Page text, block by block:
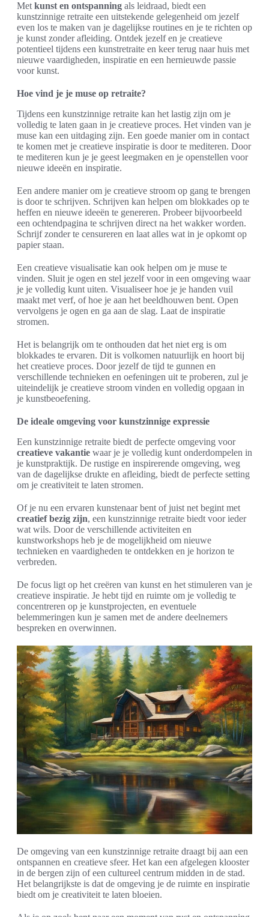
Met kunst en ontspanning als leidraad, biedt een
kunstzinnige retraite een uitstekende gelegenheid om jezelf
even los te maken van je dagelijkse routines en je te richten op
je kunst zonder afleiding. Ontdek jezelf en je creatieve
potentieel tijdens een kunstretraite en keer terug naar huis met
nieuwe vaardigheden, inspiratie en een hernieuwde passie
voor kunst.
Hoe vind je je muse op retraite?
Tijdens een kunstzinnige retraite kan het lastig zijn om je
volledig te laten gaan in je creatieve proces. Het vinden van je
muse kan een uitdaging zijn. Een goede manier om in contact
te komen met je creatieve inspiratie is door te mediteren. Door
te mediteren kun je je geest leegmaken en je openstellen voor
nieuwe ideeën en inspiratie.
Een andere manier om je creatieve stroom op gang te brengen
is door te schrijven. Schrijven kan helpen om blokkades op te
heffen en nieuwe ideeën te genereren. Probeer bijvoorbeeld
een ochtendpagina te schrijven direct na het wakker worden.
Schrijf zonder te censureren en laat alles wat in je opkomt op
papier staan.
Een creatieve visualisatie kan ook helpen om je muse te
vinden. Sluit je ogen en stel jezelf voor in een omgeving waar
je je volledig kunt uiten. Visualiseer hoe je je handen vuil
maakt met verf, of hoe je aan het beeldhouwen bent. Open
vervolgens je ogen en ga aan de slag. Laat de inspiratie
stromen.
Het is belangrijk om te onthouden dat het niet erg is om
blokkades te ervaren. Dit is volkomen natuurlijk en hoort bij
het creatieve proces. Door jezelf de tijd te gunnen en
verschillende technieken en oefeningen uit te proberen, zul je
uiteindelijk je creatieve stroom vinden en volledig opgaan in
je kunstbeoefening.
De ideale omgeving voor kunstzinnige expressie
Een kunstzinnige retraite biedt de perfecte omgeving voor
creatieve vakantie waar je je volledig kunt onderdompelen in
je kunstpraktijk. De rustige en inspirerende omgeving, weg
van de dagelijkse drukte en afleiding, biedt de perfecte setting
om je creativiteit te laten stromen.
Of je nu een ervaren kunstenaar bent of juist net begint met
creatief bezig zijn, een kunstzinnige retraite biedt voor ieder
wat wils. Door de verschillende activiteiten en
kunstworkshops heb je de mogelijkheid om nieuwe
technieken en vaardigheden te ontdekken en je horizon te
verbreden.
De focus ligt op het creëren van kunst en het stimuleren van je
creatieve inspiratie. Je hebt tijd en ruimte om je volledig te
concentreren op je kunstprojecten, en eventuele
belemmeringen kun je samen met de andere deelnemers
bespreken en overwinnen.
De omgeving van een kunstzinnige retraite draagt bij aan een
ontspannen en creatieve sfeer. Het kan een afgelegen klooster
in de bergen zijn of een cultureel centrum midden in de stad.
Het belangrijkste is dat de omgeving je de ruimte en inspiratie
biedt om je creativiteit te laten bloeien.